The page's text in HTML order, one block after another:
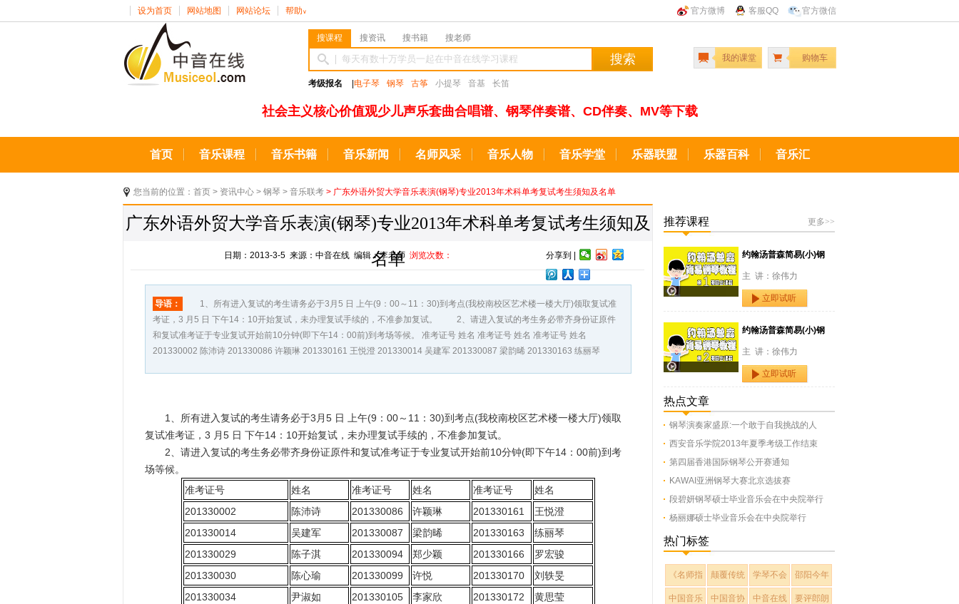
官方微博 客服QQ 官方微信
设为首页 网站地图 网站论坛 帮助 ∨
搜课程 搜资讯 搜书籍 搜老师
搜索
考级报名 电子琴 钢琴 古筝 小提琴 音基 长笛
我的课堂 购物车
社会主义核心价值观少儿声乐套曲合唱谱、钢琴伴奏谱、CD伴奏、MV等下载
首页 音乐课程 音乐书籍 音乐新闻 名师风采 音乐人物 音乐学堂 乐器联盟 乐器百科 音乐汇
您当前的位置： 首页 > 资讯中心 > 钢琴 > 音乐联考 > 广东外语外贸大学音乐表演(钢琴)专业2013年术科单考复试考生须知及名单
广东外语外贸大学音乐表演(钢琴)专业2013年术科单考复试考生须知及
名单
分享到 |
日期：2013-3-5 来源：中音在线 编辑：李老师 浏览次数：
导语：
1、所有进入复试的考生请务必于3月5 日 上午(9：00～11：30)到考点(我校南校区艺术楼一楼大厅)领取复试准
考证，3 月5 日 下午14：10开始复试，未办理复试手续的，不准参加复试。 2、请进入复试的考生务必带齐身份证原件
和复试准考证于专业复试开始前10分钟(即下午14：00前)到考场等候。 准考证号 姓名 准考证号 姓名 准考证号 姓名
201330002 陈沛诗 201330086 许颖琳 201330161 王悦澄 201330014 吴建军 201330087 梁韵晞 201330163 练丽琴
1、所有进入复试的考生请务必于3月5 日 上午(9：00～11：30)到考点(我校南校区艺术楼一楼大厅)领取
复试准考证，3 月5 日 下午14：10开始复试，未办理复试手续的，不准参加复试。
2、请进入复试的考生务必带齐身份证原件和复试准考证于专业复试开始前10分钟(即下午14：00前)到考
场等候。
准考证号
姓名 准考证号 姓名 准考证号
姓名
201330002
陈沛诗 201330086 许颖琳 201330161
王悦澄
201330014
吴建军 201330087 梁韵晞 201330163
练丽琴
201330029
陈子淇 201330094 郑少颖 201330166
罗宏骏
201330030
陈心瑜 201330099 许悦 201330170
刘轶旻
201330034
尹淑如 201330105 李家欣 201330172
黄思莹
更多>>
推荐课程
约翰汤普森简易(小)钢
主 讲：徐伟力
立即试听
约翰汤普森简易(小)钢
主 讲：徐伟力
立即试听
热点文章
钢琴演奏家盛原:一个敢于自我挑战的人
西安音乐学院2013年夏季考级工作结束
第四届香港国际钢琴公开赛通知
KAWAI亚洲钢琴大赛北京选拔赛
段碧妍钢琴硕士毕业音乐会在中央院举行
杨丽娜硕士毕业音乐会在中央院举行
热门标签
《名师指 颠覆传统 学琴不会 邵阳今年
中国音乐 中国音协 中音在线 要评郎朗